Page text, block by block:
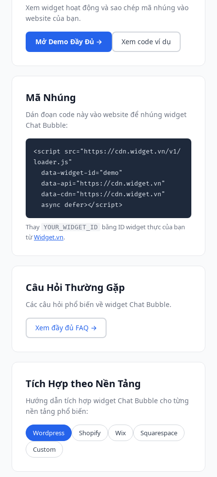
Xem widget hoạt động và sao chép mã nhúng vào
website của bạn.
Mở Demo Đầy Đủ → Xem code ví dụ
Mã Nhúng
Dán đoạn code này vào website để nhúng widget
Chat Bubble:
<script src="https://cdn.widget.vn/v1/
loader.js"
  async defer></script>
Thay YOUR_WIDGET_ID
bằng ID widget thực của bạn
từWidget.vn.
Câu Hỏi Thường Gặp
Các câu hỏi phổ biến về widget Chat Bubble.
Xem đầy đủ FAQ →
Tích Hợp theo Nền Tảng
Hướng dẫn tích hợp widget Chat Bubble cho từng
nền tảng phổ biến:
Wordpress Shopify Wix
Squarespace
Custom